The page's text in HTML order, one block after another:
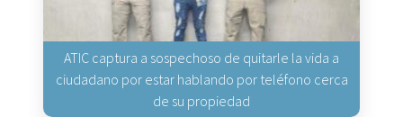
ATIC captura a sospechoso de quitarle la vida a
ciudadano por estar hablando por teléfono cerca
de su propiedad